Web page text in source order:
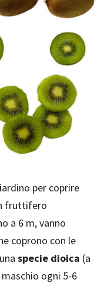
per coprire
fruttifero
a 6 m, vanno
coprono con le
specie dioica (a
ogni 5-6